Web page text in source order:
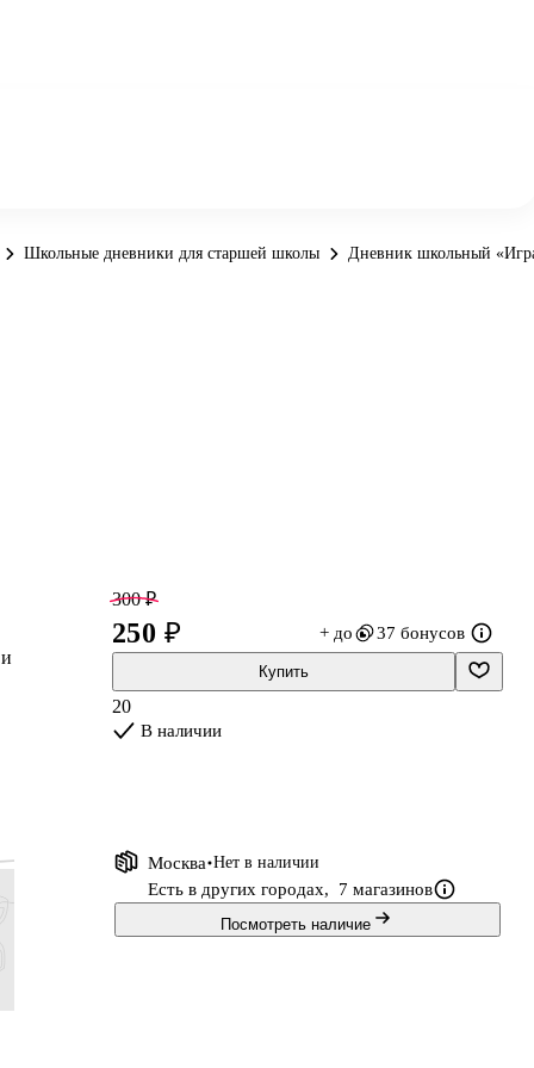
Школьные дневники для старшей школы Дневник школьный
300 ₽
250 ₽ + до 37 бонусов
Купить
20
В наличии
Москва Нет в наличии
Есть в других городах, 7 магазинов
Посмотреть наличие